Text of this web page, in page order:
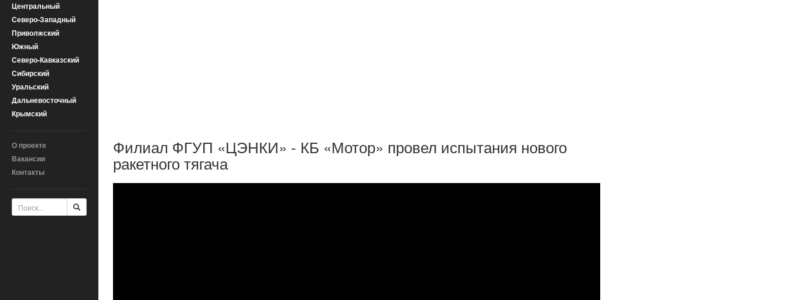
Центральный
Северо-Западный
Приволжский
Южный
Северо-Кавказский
Сибирский
Уральский
Дальневосточный
Крымский
О проекте
Вакансии
Контакты
Филиал ФГУП «ЦЭНКИ» - КБ «Мотор» провел испытания нового
ракетного тягача